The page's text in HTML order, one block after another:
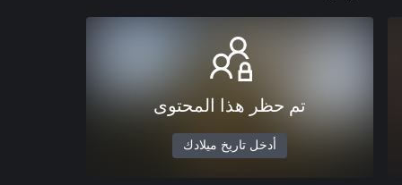
تم حظر هذا المحتوى
أدخل تاريخ ميلادك